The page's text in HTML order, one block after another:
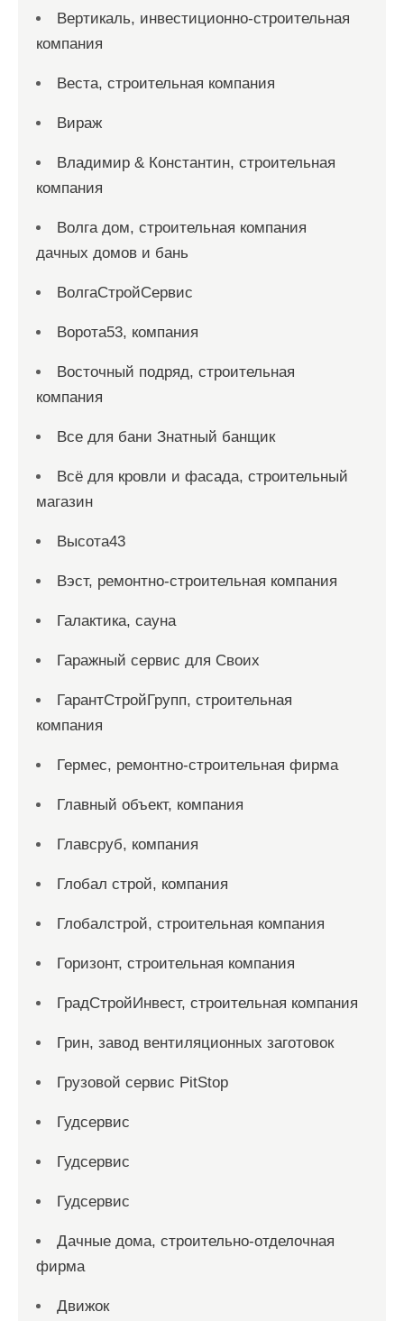
Вертикаль, инвестиционно-строительная
компания
Веста, строительная компания
Вираж
Владимир & Константин, строительная
компания
Волга дом, строительная компания
дачных домов и бань
ВолгаСтройСервис
Ворота53, компания
Восточный подряд, строительная
компания
Все для бани Знатный банщик
Всё для кровли и фасада, строительный
магазин
Высота43
Вэст, ремонтно-строительная компания
Галактика, сауна
Гаражный сервис для Своих
ГарантСтройГрупп, строительная
компания
Гермес, ремонтно-строительная фирма
Главный объект, компания
Главсруб, компания
Глобал строй, компания
Глобалстрой, строительная компания
Горизонт, строительная компания
ГрадСтройИнвест, строительная компания
Грин, завод вентиляционных заготовок
Грузовой сервис PitStop
Гудсервис
Гудсервис
Гудсервис
Дачные дома, строительно-отделочная
фирма
Движок